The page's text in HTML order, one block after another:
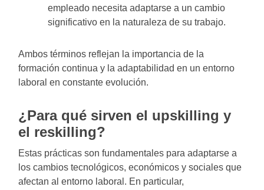
empleado necesita adaptarse a un cambio
significativo en la naturaleza de su trabajo.
Ambos términos reflejan la importancia de la
formación continua y la adaptabilidad en un entorno
laboral en constante evolución.
¿Para qué sirven el upskilling y
el reskilling?
Estas prácticas son fundamentales para adaptarse a
los cambios tecnológicos, económicos y sociales que
afectan al entorno laboral. En particular,